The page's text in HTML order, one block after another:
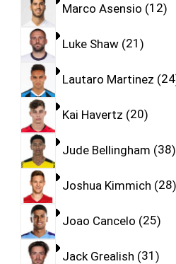
Marco Asensio 12
Luke Shaw 21
Lautaro Martinez 24
Kai Havertz 20
Jude Bellingham 38
Joshua Kimmich 28
Joao Cancelo 25
Jack Grealish 31